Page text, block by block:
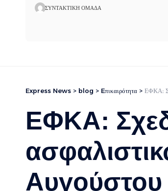
ΣΥΝΤΑΚΤΙΚΉ ΟΜΆΔΑ
Express News > blog > Eπικαιρότητα > ΕΦΚΑ:
ΕΦΚΑ: